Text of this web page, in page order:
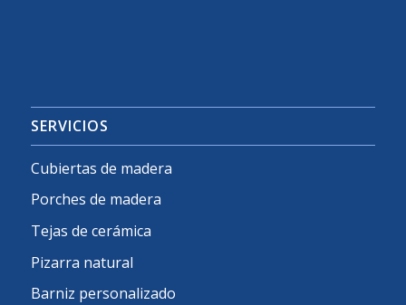
SERVICIOS
Cubiertas de madera
Porches de madera
Tejas de cerámica
Pizarra natural
Barniz personalizado